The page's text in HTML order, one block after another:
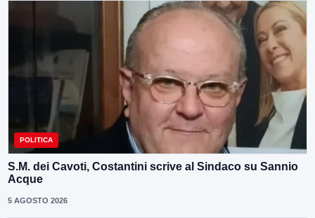
POLITICA
S.M. dei Cavoti, Costantini scrive al Sindaco su Sannio
Acque
5 AGOSTO 2026